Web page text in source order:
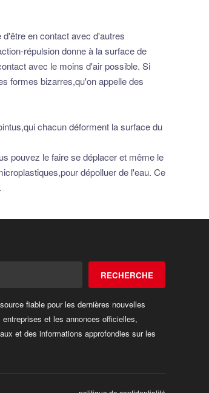
en contact avec d'autres
répulsion donne à la surface de
avec le moins d'air possible. Si
formes bizarres,qu'on appelle des
chacun déforment la surface du
pouvez le faire se déplacer et même le
dépolluer de l'eau. Ce
RECHERCHE
fiable pour les dernières nouvelles
et les annonces officielles,
et des informations approfondies sur les